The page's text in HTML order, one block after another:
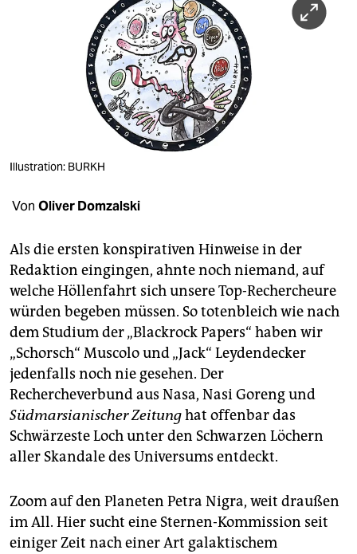
shop
fragen & hilfe
unterstützen
abo
genossenschaft
epaper login
Illustration: BURKH
Von Oliver Domzalski
Als die ersten konspirativen Hinweise in der
Redaktion eingingen, ahnte noch niemand, auf
welche Höllenfahrt sich unsere Top-Rechercheure
würden begeben müssen. So totenbleich wie nach
dem Studium der „Blackrock Papers“ haben wir
„Schorsch“ Muscolo und „Jack“ Leydendecker
jedenfalls noch nie gesehen. Der
Rechercheverbund aus Nasa, Nasi Goreng und
Südmarsianischer Zeitunghat offenbar das
Schwärzeste Loch unter den Schwarzen Löchern
aller Skandale des Universums entdeckt.
Zoom auf den Planeten Petra Nigra, weit draußen
im All. Hier sucht eine Sternen-Kommission seit
einiger Zeit nach einer Art galaktischem